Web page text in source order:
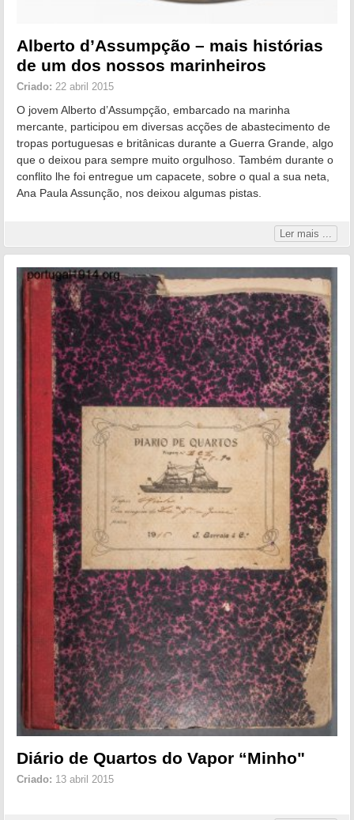
Alberto d’Assumpção – mais histórias
de um dos nossos marinheiros
Criado: 22 abril 2015
O jovem Alberto d’Assumpção, embarcado na marinha
mercante, participou em diversas acções de abastecimento de
tropas portuguesas e britânicas durante a Guerra Grande, algo
que o deixou para sempre muito orgulhoso. Também durante o
conflito lhe foi entregue um capacete, sobre o qual a sua neta,
Ana Paula Assunção, nos deixou algumas pistas.
Ler mais ...
Diário de Quartos do Vapor “Minho"
Criado: 13 abril 2015